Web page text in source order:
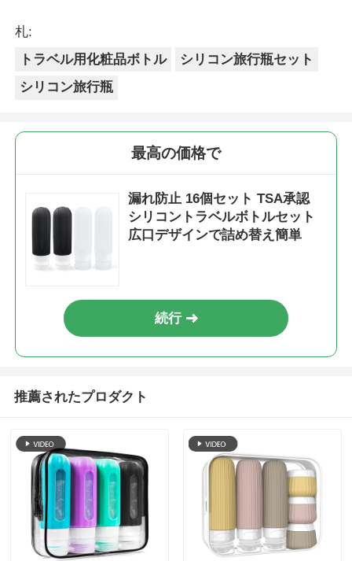
札:
トラベル用化粧品ボトル
シリコン旅行瓶セット
シリコン旅行瓶
最高の価格で
漏れ防止 16個セット TSA承認
シリコントラベルボトルセット
広口デザインで詰め替え簡単
続行
推薦されたプロダクト